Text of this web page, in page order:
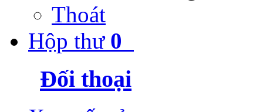
Thoát
Hộp thư 0
Đối thoại